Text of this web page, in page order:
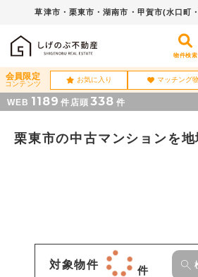
草津市・栗東市・湖南市・ 甲賀市(水口町
物件検索
会員限定
コンテンツ
お気に入り マッチング
WEB 1189 件 店頭 338 件
栗東市の中古マンションを
対象物件 件